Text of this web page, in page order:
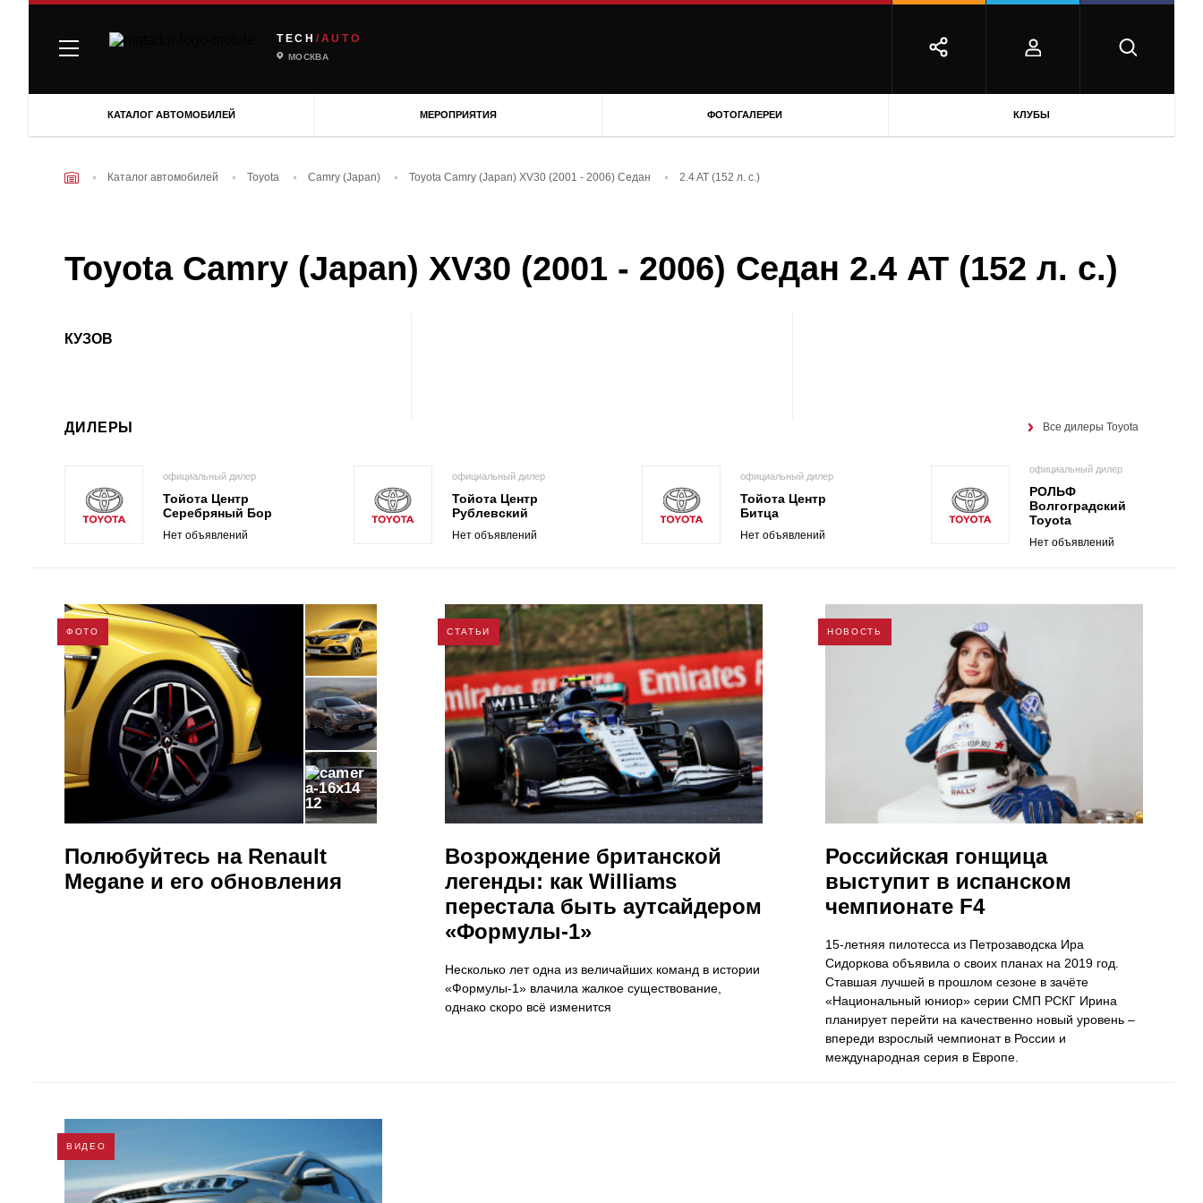
TECH /AUTO
МОСКВА
КАТАЛОГ АВТОМОБИЛЕЙ МЕРОПРИЯТИЯ ФОТОГАЛЕРЕИ КЛУБЫ
Каталог автомобилей Toyota Camry (Japan) Toyota Camry (Japan) XV30 (2001 - 2006) Седан 2.4 AT (152 л. с.)
Toyota Camry (Japan) XV30 (2001 - 2006) Седан 2.4 AT (152 л. с.)
КУЗОВ
ДИЛЕРЫ Все дилеры Toyota
официальный дилер
Тойота Центр
Серебряный Бор
Нет объявлений
официальный дилер
Тойота Центр
Рублевский
Нет объявлений
официальный дилер
Тойота Центр
Битца
Нет объявлений
официальный дилер
РОЛЬФ
Волгоградский
Toyota
Нет объявлений
ФОТО
12
Полюбуйтесь на Renault
Megane и его обновления
СТАТЬИ
​Возрождение британской
легенды: как Williams
перестала быть аутсайдером
«Формулы-1»
Несколько лет одна из величайших команд в истории
«Формулы-1» влачила жалкое существование,
однако скоро всё изменится
НОВОСТЬ
Российская гонщица
выступит в испанском
чемпионате F4
15-летняя пилотесса из Петрозаводска Ира
Сидоркова объявила о своих планах на 2019 год.
Ставшая лучшей в прошлом сезоне в зачёте
«Национальный юниор» серии СМП РСКГ Ирина
планирует перейти на качественно новый уровень –
впереди взрослый чемпионат в России и
международная серия в Европе.
ВИДЕО